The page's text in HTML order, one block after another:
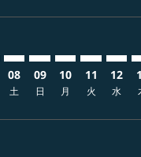
08
土
09
日
10
月
11
火
12
水